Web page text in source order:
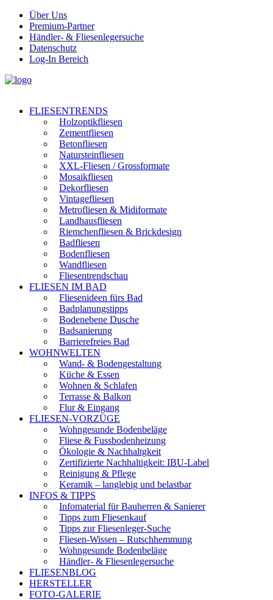
Über Uns
Premium-Partner
Händler- & Fliesenlegersuche
Datenschutz
Log-In Bereich
FLIESENTRENDS
Holzoptikfliesen
Zementfliesen
Betonfliesen
Natursteinfliesen
XXL-Fliesen / Grossformate
Mosaikfliesen
Dekorfliesen
Vintagefliesen
Metrofliesen & Midiformate
Landhausfliesen
Riemchenfliesen & Brickdesign
Badfliesen
Bodenfliesen
Wandfliesen
Fliesentrendschau
FLIESEN IM BAD
Fliesenideen fürs Bad
Badplanungstipps
Bodenebene Dusche
Badsanierung
Barrierefreies Bad
WOHNWELTEN
Wand- & Bodengestaltung
Küche & Essen
Wohnen & Schlafen
Terrasse & Balkon
Flur & Eingang
FLIESEN-VORZÜGE
Wohngesunde Bodenbeläge
Fliese & Fussbodenheizung
Ökologie & Nachhaltgkeit
Zertifizierte Nachhaltigkeit: IBU-Label
Reinigung & Pflege
Keramik – langlebig und belastbar
INFOS & TIPPS
Infomaterial für Bauherren & Sanierer
Tipps zum Fliesenkauf
Tipps zur Fliesenleger-Suche
Fliesen-Wissen – Rutschhemmung
Wohngesunde Bodenbeläge
Händler- & Fliesenlegersuche
FLIESENBLOG
HERSTELLER
FOTO-GALERIE